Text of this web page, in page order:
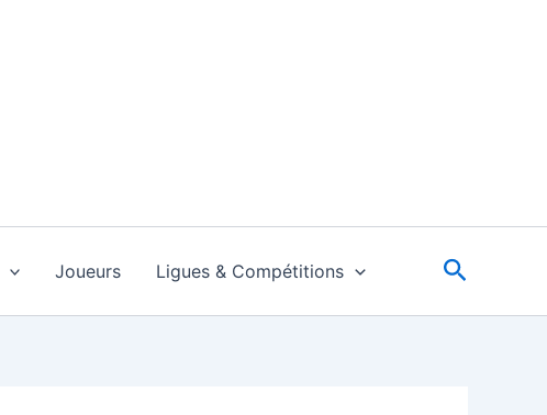
Joueurs Ligues & Compétitions